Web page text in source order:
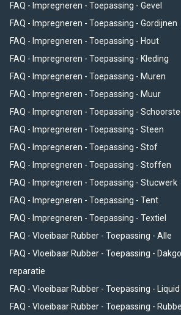
FAQ - Impregneren - Toepassing - Gevel
FAQ - Impregneren - Toepassing - Gordijnen
FAQ - Impregneren - Toepassing - Hout
FAQ - Impregneren - Toepassing - Kleding
FAQ - Impregneren - Toepassing - Muren
FAQ - Impregneren - Toepassing - Muur
FAQ - Impregneren - Toepassing -
FAQ - Impregneren - Toepassing - Steen
FAQ - Impregneren - Toepassing - Stof
FAQ - Impregneren - Toepassing - Stoffen
FAQ - Impregneren - Toepassing - Stucwerk
FAQ - Impregneren - Toepassing - Tent
FAQ - Impregneren - Toepassing - Textiel
FAQ - Vloeibaar Rubber - Toepassing - Alle
FAQ - Vloeibaar Rubber - Toepassing -
reparatie
FAQ - Vloeibaar Rubber - Toepassing -
FAQ - Vloeibaar Rubber - Toepassing -